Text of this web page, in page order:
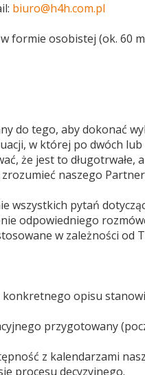
biuro@h4h.com.pl
formie osobistej (ok. 60
do tego, aby dokonać
w której po dwóch
że jest to
naszego
wszystkich pytań
odpowiedniego
w zależności od
opisu
przygotowany
z kalendarzami
procesu decyzyjnego.